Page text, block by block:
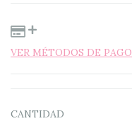
VER MÉTODOS DE PAGO
CANTIDAD